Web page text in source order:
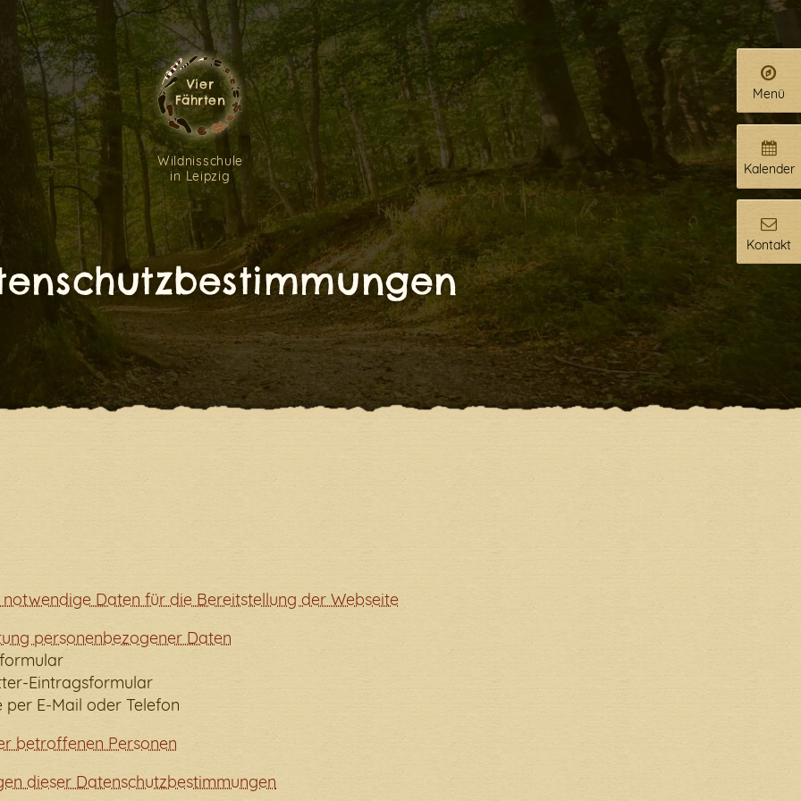
Menü
Kalender
Kontakt
Vier
Fährten
Wildnisschule
in Leipzig
notwendige Daten für die Bereitstellung der Webseite
personenbezogener Daten
Eintragsformular
per E-Mail oder Telefon
betroffenen Personen
dieser Datenschutzbestimmungen